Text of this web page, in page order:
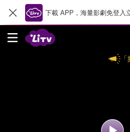
下載 APP，海量影劇免登入